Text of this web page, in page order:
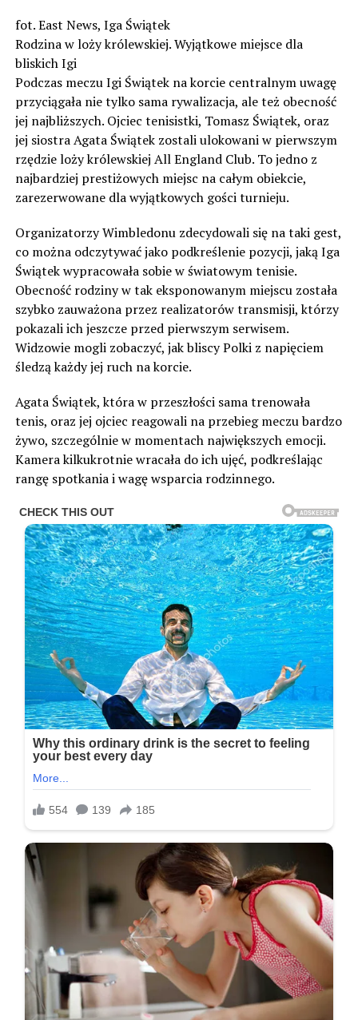
fot. East News, Iga Świątek
Rodzina w loży królewskiej. Wyjątkowe miejsce dla
bliskich Igi
Podczas meczu Igi Świątek na korcie centralnym uwagę
przyciągała nie tylko sama rywalizacja, ale też obecność
jej najbliższych. Ojciec tenisistki, Tomasz Świątek, oraz
jej siostra Agata Świątek zostali ulokowani w pierwszym
rzędzie loży królewskiej All England Club. To jedno z
najbardziej prestiżowych miejsc na całym obiekcie,
zarezerwowane dla wyjątkowych gości turnieju.
Organizatorzy Wimbledonu zdecydowali się na taki gest,
co można odczytywać jako podkreślenie pozycji, jaką Iga
Świątek wypracowała sobie w światowym tenisie.
Obecność rodziny w tak eksponowanym miejscu została
szybko zauważona przez realizatorów transmisji, którzy
pokazali ich jeszcze przed pierwszym serwisem.
Widzowie mogli zobaczyć, jak bliscy Polki z napięciem
śledzą każdy jej ruch na korcie.
Agata Świątek, która w przeszłości sama trenowała
tenis, oraz jej ojciec reagowali na przebieg meczu bardzo
żywo, szczególnie w momentach największych emocji.
Kamera kilkukrotnie wracała do ich ujęć, podkreślając
rangę spotkania i wagę wsparcia rodzinnego.